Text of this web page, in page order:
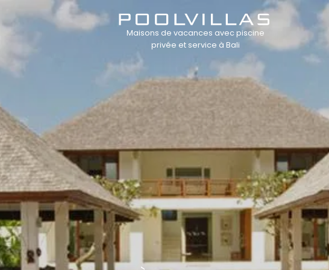
Maisons de vacances avec piscine
privée et service à Bali